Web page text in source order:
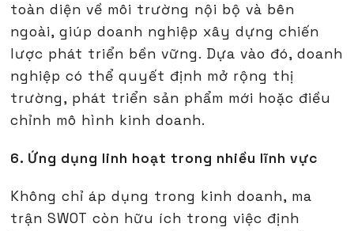
toàn diện về môi trường nội bộ và bên
ngoài, giúp doanh nghiệp xây dựng chiến
lược phát triển bền vững. Dựa vào đó, doanh
nghiệp có thể quyết định mở rộng thị
trường, phát triển sản phẩm mới hoặc điều
chỉnh mô hình kinh doanh.
6. Ứng dụng linh hoạt trong nhiều lĩnh vực
Không chỉ áp dụng trong kinh doanh, ma
trận SWOT còn hữu ích trong việc định